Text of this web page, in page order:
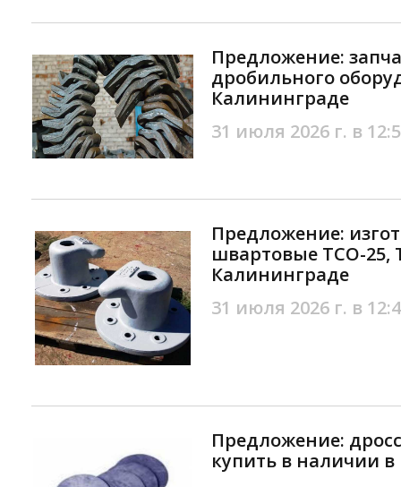
Предложение:
дробильного
Калининграде
31 июля 2026 г. в
Предложение:
швартовые TCO-25,
Калининграде
31 июля 2026 г. в
Предложение:
купить в наличии